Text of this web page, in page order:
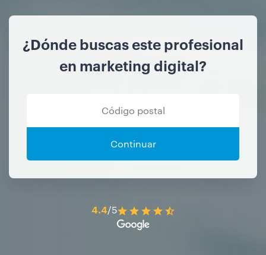
¿Dónde buscas este profesional
en marketing digital?
Continuar
4.4/5